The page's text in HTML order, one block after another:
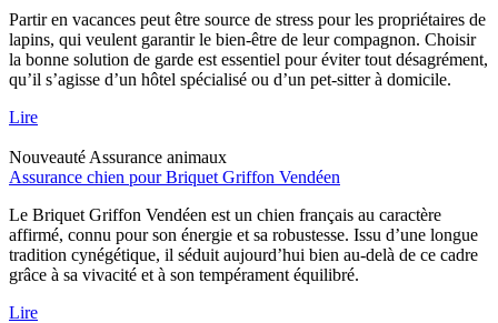
Partir en vacances peut être source de stress pour les propriétaires de
lapins, qui veulent garantir le bien-être de leur compagnon. Choisir
la bonne solution de garde est essentiel pour éviter tout désagrément,
qu’il s’agisse d’un hôtel spécialisé ou d’un pet-sitter à domicile.
Lire
Nouveauté Assurance animaux
Assurance chien pour Briquet Griffon Vendéen
Le Briquet Griffon Vendéen est un chien français au caractère
affirmé, connu pour son énergie et sa robustesse. Issu d’une longue
tradition cynégétique, il séduit aujourd’hui bien au-delà de ce cadre
grâce à sa vivacité et à son tempérament équilibré.
Lire